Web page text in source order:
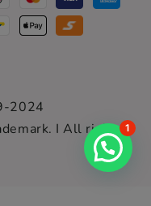
2024
I All rights 1